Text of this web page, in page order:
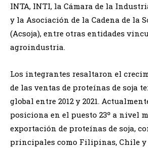
INTA, INTI, la Cámara de la
y la Asociación de la Cadena de la
(Acsoja), entre otras entidades
agroindustria.
Los integrantes resaltaron el
de las ventas de proteínas de soja
global entre 2012 y 2021.
posiciona en el puesto 23º a nivel
exportación de proteínas de soja,
principales como Filipinas, Chile y